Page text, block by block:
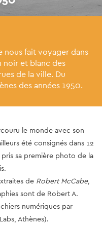
nous fait voyager dans
noir et blanc des
de la ville. Du
des années 1950.
le monde avec son
été consignés dans 12
sa première photo de la
de Robert McCabe,
sont de Robert A.
numériques par
Athènes).